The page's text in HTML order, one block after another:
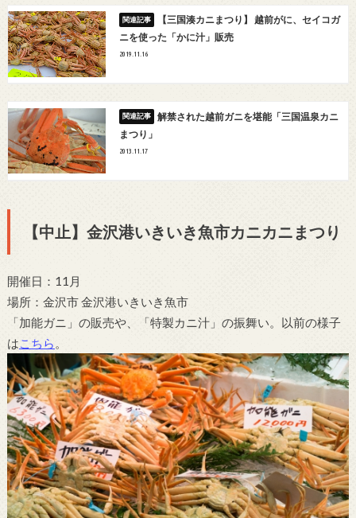
【三国湊カニまつり】 越前がに、セイコガ
ニを使った「かに汁」販売
2019.11.16
解禁された越前ガニを堪能「三国温泉カニ
まつり」
2013.11.17
【中止】金沢港いきいき魚市カニカニまつり
開催日：11月
場所：金沢市 金沢港いきいき魚市
「加能ガニ」の販売や、「特製カニ汁」の振舞い。以前の様子
は こちら